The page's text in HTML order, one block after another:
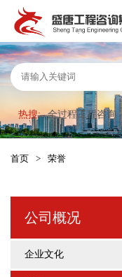
热搜: 全过程工程咨询
首页 > 荣誉
公司概况
企业文化